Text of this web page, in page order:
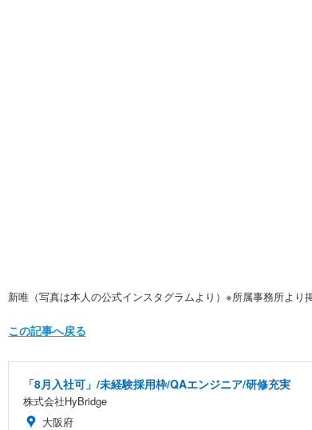
新唯（写真は本人の公式インスタグラムより）※所属事務所より
この記事へ戻る
「8月入社可」/未経験採用枠/QAエンジニア/研修充実
株式会社HyBridge
大阪府